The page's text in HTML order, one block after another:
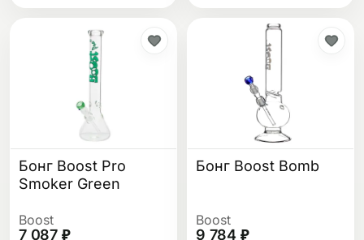
Бонг Boost Pro
Smoker Green
Boost
7 087 ₽
Бонг Boost Bomb
Boost
9 784 ₽